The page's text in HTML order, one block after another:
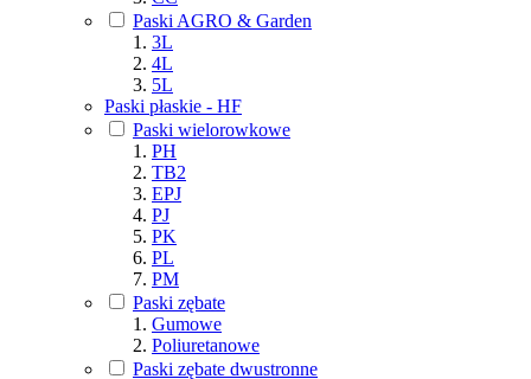
Paski AGRO & Garden
3L
4L
5L
Paski płaskie - HF
Paski wielorowkowe
PH
TB2
EPJ
PJ
PK
PL
PM
Paski zębate
Gumowe
Poliuretanowe
Paski zębate dwustronne